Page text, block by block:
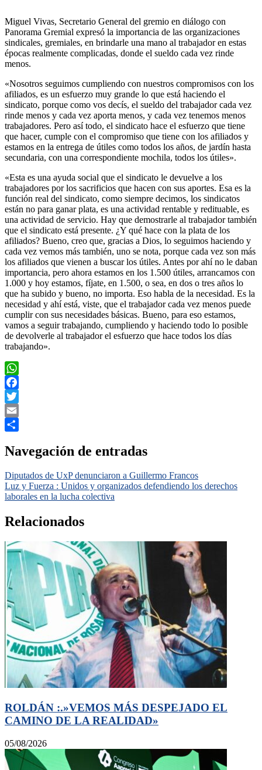
Miguel Vivas, Secretario General del gremio en diálogo con
Panorama Gremial expresó la importancia de las organizaciones
sindicales, gremiales, en brindarle una mano al trabajador en estas
épocas realmente complicadas, donde el sueldo cada vez rinde
menos.
«Nosotros seguimos cumpliendo con nuestros compromisos con los
afiliados, es un esfuerzo muy grande lo que está haciendo el
sindicato, porque como vos decís, el sueldo del trabajador cada vez
rinde menos y cada vez aporta menos, y cada vez tenemos menos
trabajadores. Pero así todo, el sindicato hace el esfuerzo que tiene
que hacer, cumple con el compromiso que tiene con los afiliados y
estamos en la entrega de útiles como todos los años, de jardín hasta
secundaria, con una correspondiente mochila, todos los útiles».
«Esta es una ayuda social que el sindicato le devuelve a los
trabajadores por los sacrificios que hacen con sus aportes. Esa es la
función real del sindicato, como siempre decimos, los sindicatos
están no para ganar plata, es una actividad rentable y redituable, es
una actividad de servicio. Hay que demostrarle al trabajador también
que el sindicato está presente. ¿Y qué hace con la plata de los
afiliados? Bueno, creo que, gracias a Dios, lo seguimos haciendo y
cada vez vemos más también, uno se nota, porque cada vez son más
los afiliados que vienen a buscar los útiles. Antes por ahí no le daban
importancia, pero ahora estamos en los 1.500 útiles, arrancamos con
1.000 y hoy estamos, fíjate, en 1.500, o sea, en dos o tres años lo
que ha subido y bueno, no importa. Eso habla de la necesidad. Es la
necesidad y ahí está, viste, que el trabajador cada vez menos puede
cumplir con sus necesidades básicas. Bueno, para eso estamos,
vamos a seguir trabajando, cumpliendo y haciendo todo lo posible
de devolverle al trabajador el esfuerzo que hace todos los días
trabajando».
WhatsApp
Facebook
Twitter
Email
Navegación de entradas
Diputados de UxP denunciaron a Guillermo Francos
Luz y Fuerza : Unidos y organizados defendiendo los derechos
laborales en la lucha colectiva
Relacionados
ROLDÁN :.»VEMOS MÁS DESPEJADO EL
CAMINO DE LA REALIDAD»
05/08/2026